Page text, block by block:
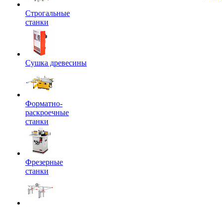
Строгальные
станки
Сушка древесины
Форматно-
раскроечные
станки
Фрезерные
станки